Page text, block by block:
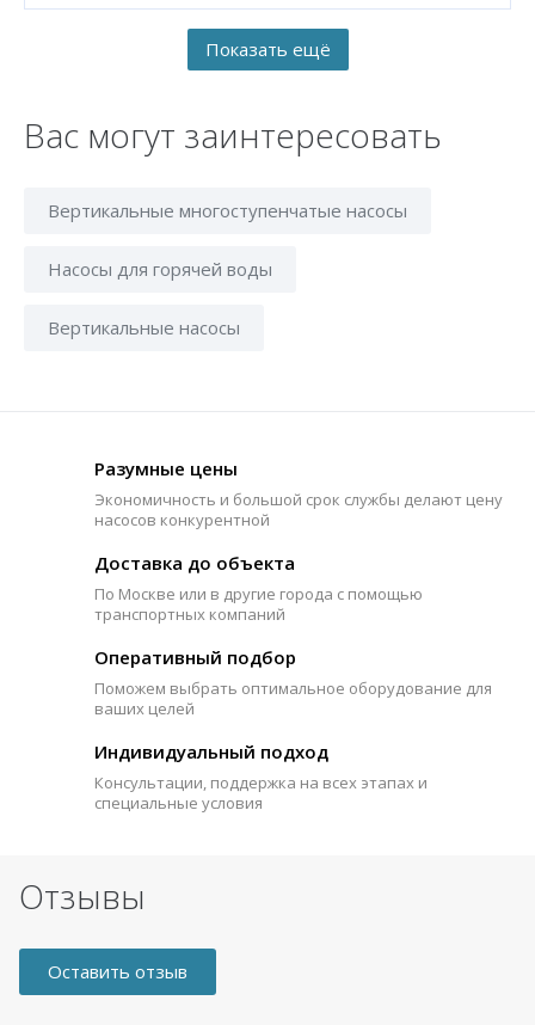
Вас могут заинтересовать
Вертикальные многоступенчатые насосы
Насосы для горячей воды
Вертикальные насосы
Разумные цены
Экономичность и большой срок службы делают цену
насосов конкурентной
Доставка до объекта
По Москве или в другие города с помощью
транспортных компаний
Оперативный подбор
Поможем выбрать оптимальное оборудование для
ваших целей
Индивидуальный подход
Консультации, поддержка на всех этапах и
специальные условия
Отзывы
Оставить отзыв